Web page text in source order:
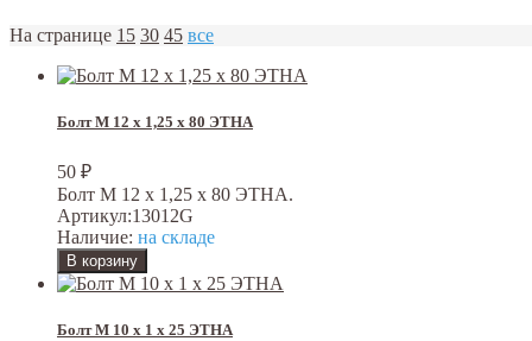
На странице 15 30 45 все
Болт М 12 х 1,25 х 80 ЭТНА
50 ₽
Болт М 12 х 1,25 х 80 ЭТНА.
Артикул:13012G
Наличие: на складе
Болт М 10 х 1 х 25 ЭТНА